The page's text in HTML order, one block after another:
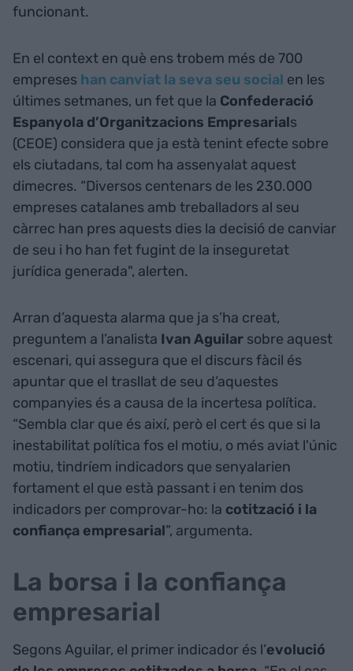
funcionant.
En el context en què ens trobem més de 700
empreses han canviat la seva seu social en les
últimes setmanes, un fet que la Confederació
Espanyola d’Organitzacions Empresarials
(CEOE) considera que ja està tenint efecte sobre
els ciutadans, tal com ha assenyalat aquest
dimecres. “Diversos centenars de les 230.000
empreses catalanes amb treballadors al seu
càrrec han pres aquests dies la decisió de canviar
de seu i ho han fet fugint de la inseguretat
jurídica generada", alerten.
Arran d’aquesta alarma que ja s’ha creat,
preguntem a l’analista Ivan Aguilar sobre aquest
escenari, qui assegura que el discurs fàcil és
apuntar que el trasllat de seu d’aquestes
companyies és a causa de la incertesa política.
“Sembla clar que és així, però el cert és que si la
inestabilitat política fos el motiu, o més aviat l'únic
motiu, tindríem indicadors que senyalarien
fortament el que està passant i en tenim dos
indicadors per comprovar-ho: la cotització i la
confiança empresarial”, argumenta.
La borsa i la confiança
empresarial
Segons Aguilar, el primer indicador és l’evolució